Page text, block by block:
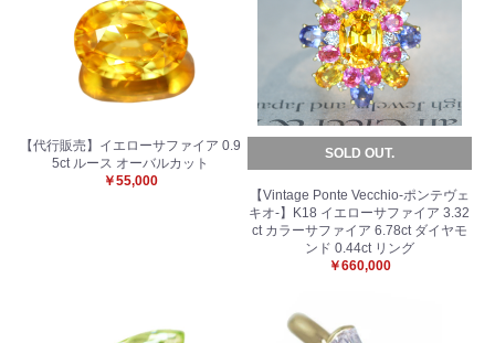
【代行販売】イエローサファイア 0.9
5ct ルース オーバルカット
￥55,000
SOLD OUT.
【Vintage Ponte Vecchio-ポンテヴェ
キオ-】K18 イエローサファイア 3.32
ct カラーサファイア 6.78ct ダイヤモ
ンド 0.44ct リング
￥660,000